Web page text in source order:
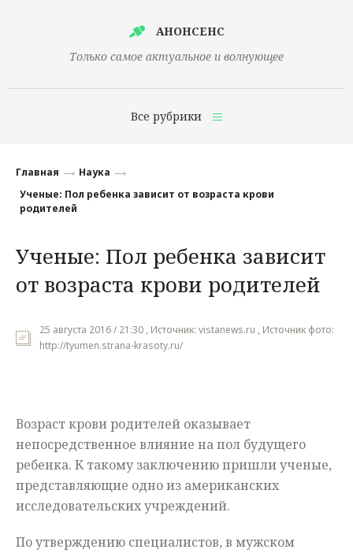
АНОНСЕНС
Только самое актуальное и волнующее
Все рубрики
Финансы
Наука
Культура
Политика
Главная
Наука
Ученые: Пол ребенка зависит от возраста крови
родителей
Ученые: Пол ребенка зависит
от возраста крови родителей
25 августа 2016 / 21:30 , Источник: vistanews.ru , Источник фото:
http://tyumen.strana-krasoty.ru/
Возраст крови родителей оказывает
непосредственное влияние на пол будущего
ребенка. К такому заключению пришли ученые,
представляющие одно из американских
исследовательских учреждений.
По утверждению специалистов, в мужском